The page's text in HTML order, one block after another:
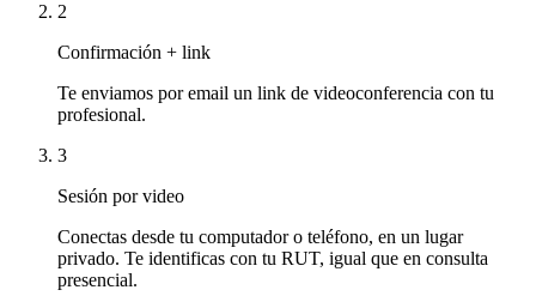
2
Confirmación + link
Te enviamos por email un link de videoconferencia con tu
profesional.
3
Sesión por video
Conectas desde tu computador o teléfono, en un lugar
privado. Te identificas con tu RUT, igual que en consulta
presencial.